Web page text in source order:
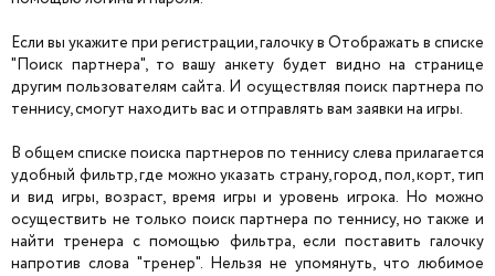
Если вы укажите при регистрации, галочку в Отображать в списке
"Поиск партнера", то вашу анкету будет видно на странице
другим пользователям сайта. И осуществляя поиск партнера по
теннису, смогут находить вас и отправлять вам заявки на игры.
В общем списке поиска партнеров по теннису слева прилагается
удобный фильтр, где можно указать страну, город, пол, корт, тип
и вид игры, возраст, время игры и уровень игрока. Но можно
осуществить не только поиск партнера по теннису, но также и
найти тренера с помощью фильтра, если поставить галочку
напротив слова "тренер". Нельзя не упомянуть, что любимое